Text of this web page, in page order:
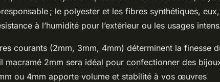
; le polyester et les fibres synthétiques, eux,
à l’humidité pour l’extérieur ou les usages
courants (2mm, 3mm, 4mm) déterminent la finesse
macramé 2mm sera idéal pour confectionner des
ou 4mm apporte volume et stabilité à vos œuvres